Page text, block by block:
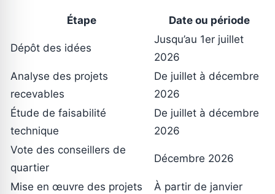
Étape Date ou période
Dépôt des idées
Jusqu’au 1er juillet
2026
Analyse des projets
recevables
De juillet à décembre
2026
Étude de faisabilité
technique
De juillet à décembre
2026
Vote des conseillers de
quartier
Décembre 2026
Mise en œuvre des projets
À partir de janvier